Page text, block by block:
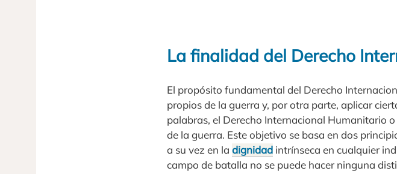
La finalidad del Derecho
El propósito fundamental del Derecho
propios de la guerra y, por otra parte, aplicar
palabras, el Derecho Internacional Humanitario
de la guerra. Este objetivo se basa en dos
a su vez en la dignidad intrínseca en cualquier
campo de batalla no se puede hacer ninguna